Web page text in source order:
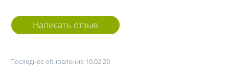
Написать отзыв
Последнее обновление 10.02.20